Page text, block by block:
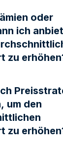
oder
ich
zu
um den
zu